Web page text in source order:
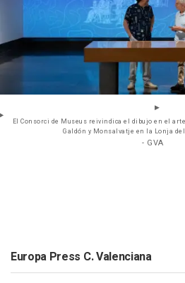
El Consorci de Museus reivindica el dibujo en el
Galdón y Monsalvatje en la Lonja
- GVA
Europa Press C. Valenciana